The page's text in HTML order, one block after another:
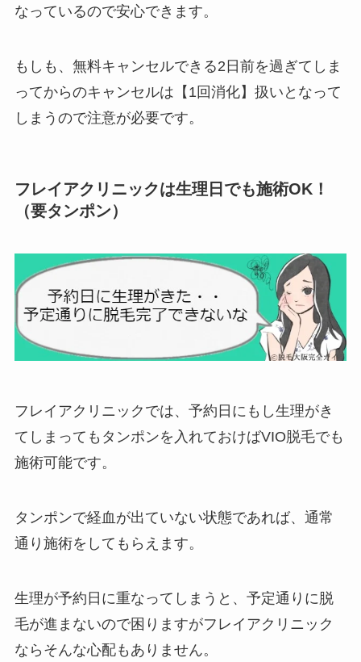
なっているので安心できます。
もしも、無料キャンセルできる2日前を過ぎてしま
ってからのキャンセルは【1回消化】扱いとなって
しまうので注意が必要です。
フレイアクリニックは生理日でも施術OK！
（要タンポン）
フレイアクリニックでは、予約日にもし生理がき
てしまってもタンポンを入れておけばVIO脱毛でも
施術可能です。
タンポンで経血が出ていない状態であれば、通常
通り施術をしてもらえます。
生理が予約日に重なってしまうと、予定通りに脱
毛が進まないので困りますがフレイアクリニック
ならそんな心配もありません。